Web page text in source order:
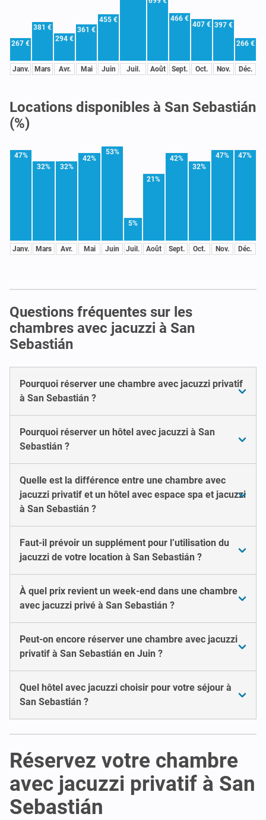
267 €
Janv.
381 €
Mars
294 €
Avr.
361 €
Mai
455 €
Juin Juil. Août
466 €
Sept.
407 €
Oct.
397 €
Nov.
266 €
Déc.
Locations disponibles à San Sebastián
(%)
47%
Janv.
32%
Mars
32%
Avr.
42%
Mai
53%
Juin
5%
Juil.
21%
Août
42%
Sept.
32%
Oct.
47%
Nov.
47%
Déc.
Questions fréquentes sur les
chambres avec jacuzzi à San
Sebastián
Pourquoi réserver une chambre avec jacuzzi privatif
à San Sebastián ?
Pourquoi réserver un hôtel avec jacuzzi à San
Sebastián ?
Quelle est la différence entre une chambre avec
jacuzzi privatif et un hôtel avec espace spa et jacuzzi
à San Sebastián ?
Faut-il prévoir un supplément pour l’utilisation du
jacuzzi de votre location à San Sebastián ?
À quel prix revient un week-end dans une chambre
avec jacuzzi privé à San Sebastián ?
Peut-on encore réserver une chambre avec jacuzzi
privatif à San Sebastián en Juin ?
Quel hôtel avec jacuzzi choisir pour votre séjour à
San Sebastián ?
Réservez votre chambre
avec jacuzzi privatif à San
Sebastián